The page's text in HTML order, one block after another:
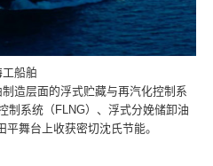
工船舶
造层面的浮式贮藏与再汽化控制系
制系统（FLNG）、浮式分娩储卸油
舞台上收获密切沈氏节能。